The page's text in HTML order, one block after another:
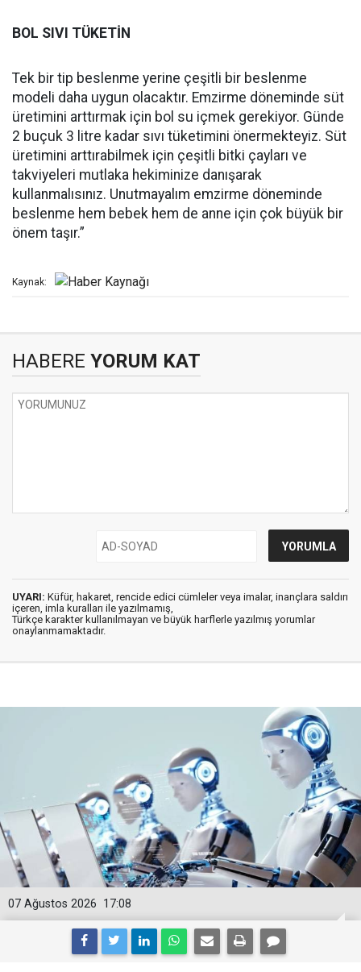
BOL SIVI TÜKETİN
Tek bir tip beslenme yerine çeşitli bir beslenme
modeli daha uygun olacaktır. Emzirme döneminde süt
üretimini arttırmak için bol su içmek gerekiyor. Günde
2 buçuk 3 litre kadar sıvı tüketimini önermekteyiz. Süt
üretimini arttırabilmek için çeşitli bitki çayları ve
takviyeleri mutlaka hekiminize danışarak
kullanmalısınız. Unutmayalım emzirme döneminde
beslenme hem bebek hem de anne için çok büyük bir
önem taşır.”
Kaynak:
HABERE YORUM KAT
UYARI: Küfür, hakaret, rencide edici cümleler veya imalar, inançlara saldırı
içeren, imla kuralları ile yazılmamış,
Türkçe karakter kullanılmayan ve büyük harflerle yazılmış yorumlar
onaylanmamaktadır.
17:08
07 Ağustos 2026